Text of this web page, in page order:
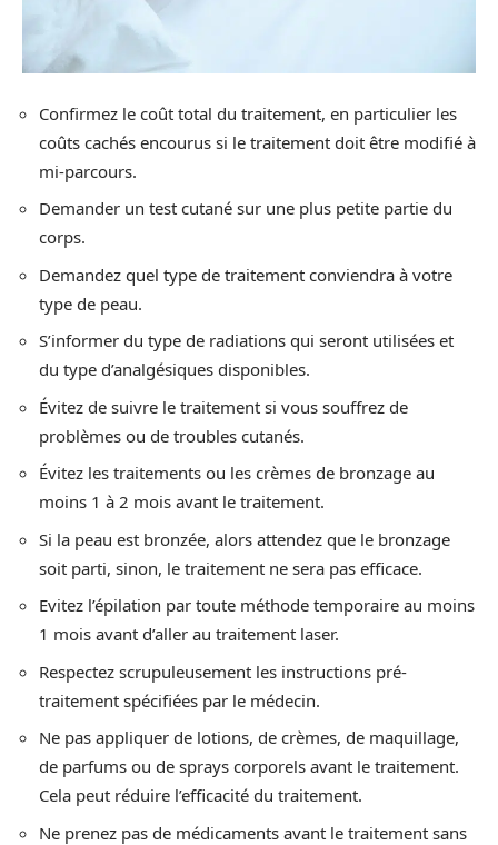
Confirmez le coût total du traitement, en particulier les
coûts cachés encourus si le traitement doit être modifié à
mi-parcours.
Demander un test cutané sur une plus petite partie du
corps.
Demandez quel type de traitement conviendra à votre
type de peau.
S’informer du type de radiations qui seront utilisées et
du type d’analgésiques disponibles.
Évitez de suivre le traitement si vous souffrez de
problèmes ou de troubles cutanés.
Évitez les traitements ou les crèmes de bronzage au
moins 1 à 2 mois avant le traitement.
Si la peau est bronzée, alors attendez que le bronzage
soit parti, sinon, le traitement ne sera pas efficace.
Evitez l’épilation par toute méthode temporaire au moins
1 mois avant d’aller au traitement laser.
Respectez scrupuleusement les instructions pré-
traitement spécifiées par le médecin.
Ne pas appliquer de lotions, de crèmes, de maquillage,
de parfums ou de sprays corporels avant le traitement.
Cela peut réduire l’efficacité du traitement.
Ne prenez pas de médicaments avant le traitement sans